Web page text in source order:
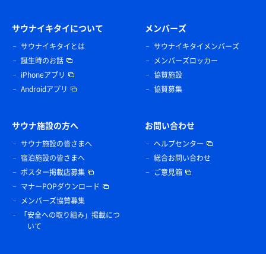
サウナイキタイについて
サウナイキタイとは
誕生時のお話
iPhoneアプリ
Androidアプリ
メンバーズ
サウナイキタイメンバーズ
メンバーズロッカー
協賛施設
協賛募集
サウナ施設の方へ
サウナ施設の皆さまへ
宿泊施設の皆さまへ
ポスター掲載店募集
マナーPOPダウンロード
メンバーズ協賛募集
「安全への取り組み」掲載につ
いて
お問い合わせ
ヘルプセンター
総合お問い合わせ
ご意見箱